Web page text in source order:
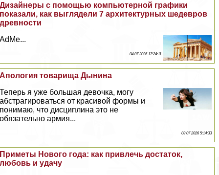
Дизайнеры с помощью компьютерной графики
показали, как выглядели 7 архитектурных шедевров
древности
AdMe...
04 07 2026 17:24:11
Апология товарища Дынина
Теперь я уже большая дeвoчка, могу
абстрагироваться от красивой формы и
понимаю, что дисциплина это не
обязательно армия...
03 07 2026 5:14:33
Приметы Нового года: как привлечь достаток,
любовь и удачу